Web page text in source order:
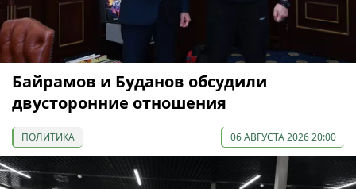
Байрамов и Буданов обсудили
двусторонние отношения
ПОЛИТИКА 06 АВГУСТА 2026 20:00